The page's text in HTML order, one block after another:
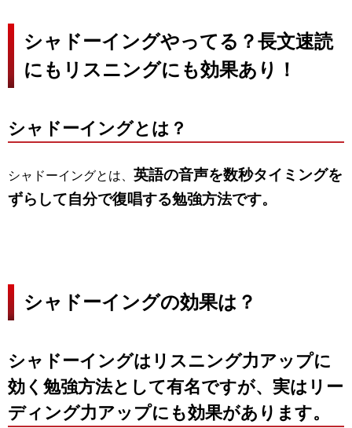
シャドーイングやってる？長文速読
にもリスニングにも効果あり！
シャドーイングとは？
シャドーイングとは、 英語の音声を数秒タイミングを
ずらして自分で復唱する勉強方法です。
シャドーイングの効果は？
シャドーイングはリスニング力アップに
効く勉強方法として有名ですが、実はリー
ディング力アップにも効果があります。